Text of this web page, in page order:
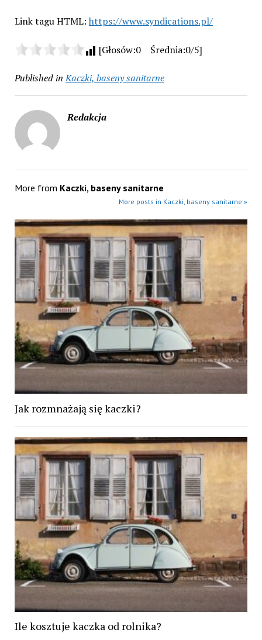
Link tagu HTML: https://www.syndications.pl/
[Głosów:0 Średnia:0/5]
Published in Kaczki, baseny sanitarne
Redakcja
More from Kaczki, baseny sanitarne
More posts in Kaczki, baseny sanitarne »
Jak rozmnażają się kaczki?
Ile kosztuje kaczka od rolnika?